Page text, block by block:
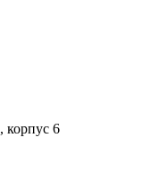
корпус 6